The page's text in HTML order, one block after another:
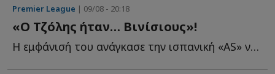
Premier League | 09/08 - 20:18
«Ο Τζόλης ήταν… Βινίσιους»!
Η εμφάνισή του ανάγκασε την ισπανική «AS» να γράψει π...